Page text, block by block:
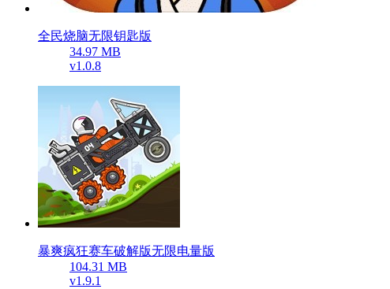
全民烧脑无限钥匙版
34.97 MB
v1.0.8
暴爽疯狂赛车破解版无限电量版
104.31 MB
v1.9.1